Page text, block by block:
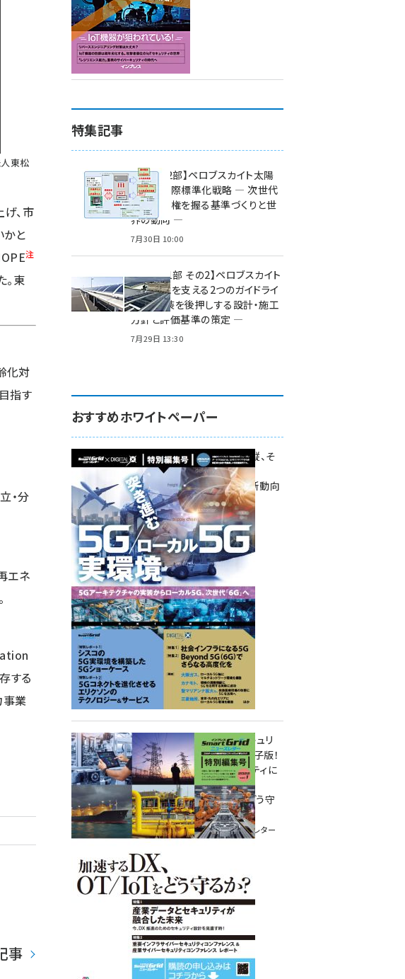
東松
、市
かと
注
東
化対
指す
・分
エネ
する
事業
事
特集記事
特集【第2部】ペロブスカイト太陽
電池の国際標準化戦略 ― 次世代
市場の覇権を握る基準づくりと世
界の動向 ―
7月30日 10:00
特集【第1部 その2】ペロブスカイト
太陽電池を支える2つのガイドライ
ン ― 実装を後押しする設計・施工
方針と評価基準の策定 ―
7月29日 13:30
おすすめホワイトペーパー
環境対策、建機の遠隔操縦、そ
して医療。
次世代通信規格「5G」最新動向
をこの1冊で学ぶ
SmartGrid ニューズレター ×
DIGITAL X 特別編集号 2022
Summer
重要インフラサイバーセキュリ
ティコンファレンス特別電子版！
― 産業サイバーセキュリティに
関わる全ての方へ！ ―
加速するDX、OT/IoTをどう守
るか？
インプレス SmartGridニューズレター